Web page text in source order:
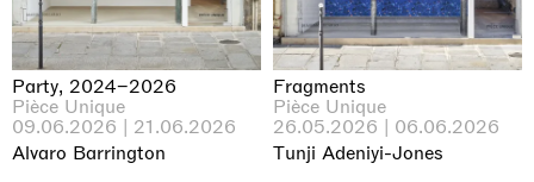
Party, 2024–2026
Pièce Unique
09.06.2026 | 21.06.2026
Alvaro Barrington
Fragments
Pièce Unique
26.05.2026 | 06.06.2026
Tunji Adeniyi-Jones